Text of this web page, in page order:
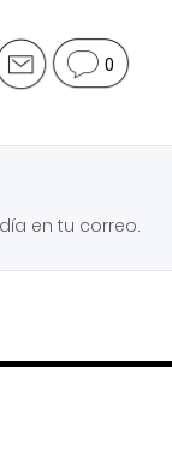
0
en tu correo.